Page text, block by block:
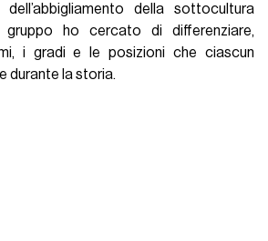
della sottocultura
ho cercato di differenziare,
i gradi e le posizioni che ciascun
durante la storia.